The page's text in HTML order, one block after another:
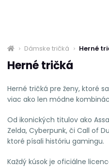
Dámske tričká Herné
Herné tričká
Herné tričká pre ženy, ktoré
viac ako len módne
Od ikonických titulov ako
Zelda, Cyberpunk, či Call of
ktoré písali históriu gamingu.
Každý kúsok je oficiálne